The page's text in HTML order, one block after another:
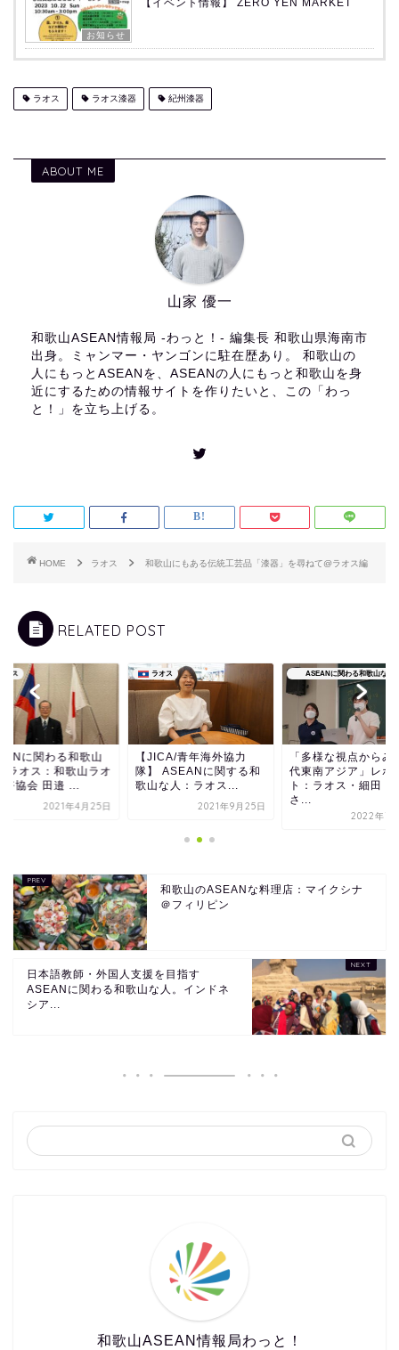
お知らせ
ラオス ラオス漆器 紀州漆器
ABOUT ME
山家 優一
和歌山ASEAN情報局 -わっと！- 編集長 和歌山県海南市
出身。ミャンマー・ヤンゴンに駐在歴あり。 和歌山の
人にもっとASEANを、ASEANの人にもっと和歌山を身
近にするための情報サイトを作りたいと、この「わっ
と！」を立ち上げる。
HOME ラオス 和歌山にもある伝統工芸品「漆器」を尋ねて@ラオス編
RELATED POST
オス
に関わる和歌山
ラオス：和歌山ラオ
好協会 田邉 ...
2021年4月25日
ラオス
【JICA/青年海外協力
隊】 ASEANに関する和
歌山な人：ラオス...
2021年9月25日
ASEANに関わる和歌山な人
「多様な視点からみ
代東南アジア」レポ
ト：ラオス・細田 実
さ...
2022年7
和歌山のASEANな料理店：マイクシナ
＠フィリピン
日本語教師・外国人支援を目指す
ASEANに関わる和歌山な人。インドネ
シア...
和歌山ASEAN情報局わっと！